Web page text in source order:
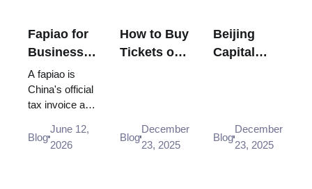
Fapiao for
Business
Travelers:
How
China's Tax
Receipts
Work and
A fapiao is
China's official
tax invoice and
expense
document that
Blog
June 12,
2026
How to Buy
Tickets on
Complete
Guide
Blog
December
23, 2025
Beijing
Capital
Quick
Guide to
Blog
December
23, 2025